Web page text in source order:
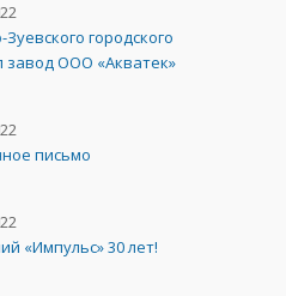
городского
завод ООО «Акватек»
письмо
«Импульс» 30 лет!